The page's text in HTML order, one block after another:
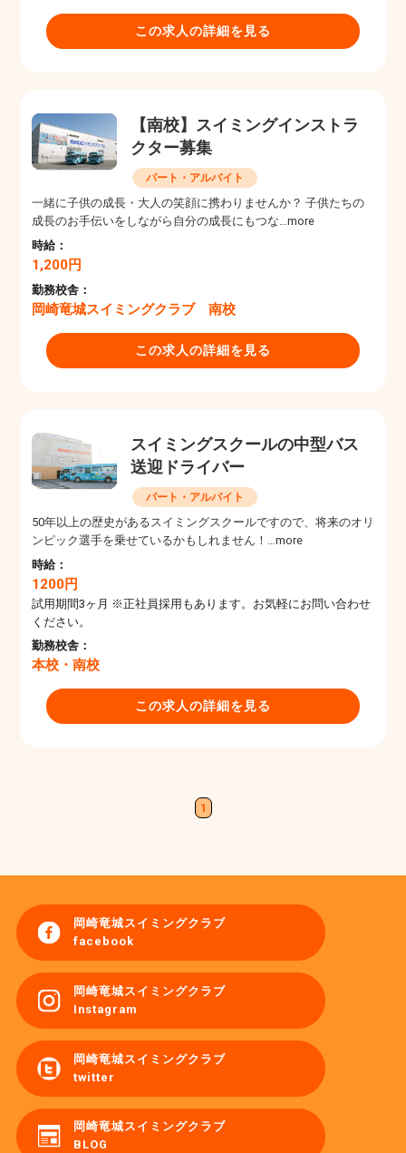
この求人の詳細を見る
【南校】スイミングインストラ
クター募集
パート・アルバイト
一緒に子供の成長・大人の笑顔に携わりませんか？ 子供たちの
成長のお手伝いをしながら自分の成長にもつな…more
時給：
1,200円
勤務校舎：
岡崎竜城スイミングクラブ 南校
この求人の詳細を見る
スイミングスクールの中型バス
送迎ドライバー
パート・アルバイト
50年以上の歴史があるスイミングスクールですので、将来のオリ
ンピック選手を乗せているかもしれません！…more
時給：
1200円
試用期間3ヶ月 ※正社員採用もあります。お気軽にお問い合わせ
ください。
勤務校舎：
本校・南校
この求人の詳細を見る
1
岡崎竜城スイミングクラブ
facebook
岡崎竜城スイミングクラブ
Instagram
岡崎竜城スイミングクラブ
twitter
岡崎竜城スイミングクラブ
BLOG